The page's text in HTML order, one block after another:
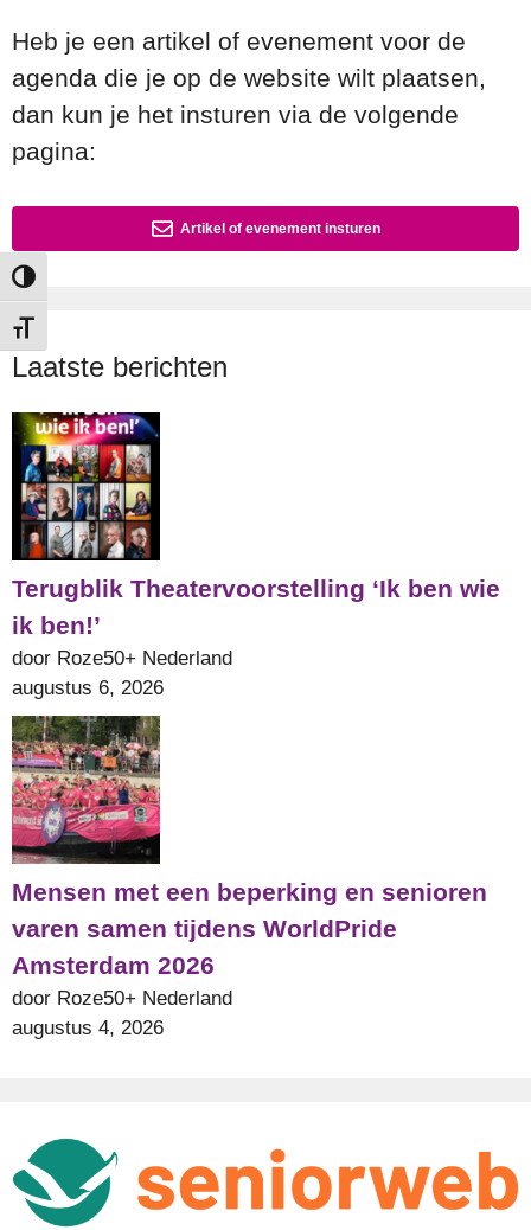
Keuze voor hoog contrast
Kies grootte van het lettertype
Heb je een artikel of evenement voor de
agenda die je op de website wilt plaatsen,
dan kun je het insturen via de volgende
pagina:
Artikel of evenement insturen
Laatste berichten
Terugblik Theatervoorstelling ‘Ik ben wie
ik ben!’
door Roze50+ Nederland
augustus 6, 2026
Mensen met een beperking en senioren
varen samen tijdens WorldPride
Amsterdam 2026
door Roze50+ Nederland
augustus 4, 2026